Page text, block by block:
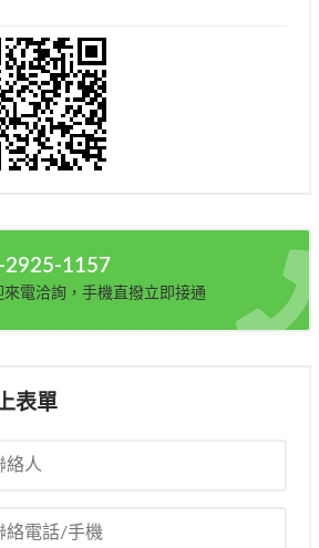
2925-1157
來電洽詢，手機直撥立即接通
表單